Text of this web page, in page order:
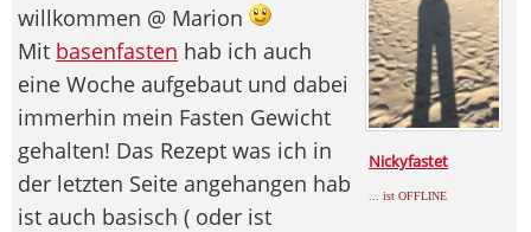
Nickyfastet
... ist OFFLINE
willkommen @ Marion
Mit basenfasten hab ich auch
eine Woche aufgebaut und dabei
immerhin mein Fasten Gewicht
gehalten! Das Rezept was ich in
der letzten Seite angehangen hab
ist auch basisch ( oder ist